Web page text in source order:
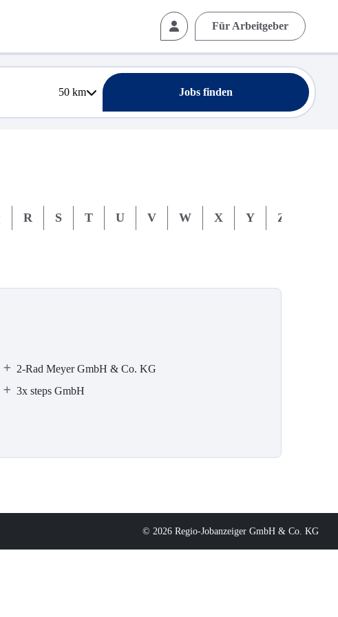
Für Arbeitgeber
50km Jobs finden
R S T U V W X Y Z
2-Rad Meyer GmbH & Co. KG
3x steps GmbH
© 2026 Regio-Jobanzeiger GmbH & Co. KG